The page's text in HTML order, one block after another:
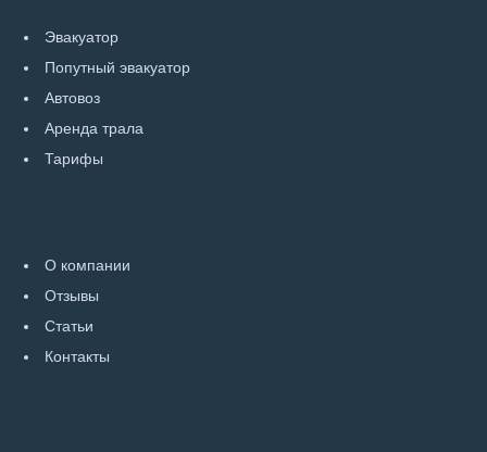
Эвакуатор
Попутный эвакуатор
Автовоз
Аренда трала
Тарифы
О компании
Отзывы
Статьи
Контакты